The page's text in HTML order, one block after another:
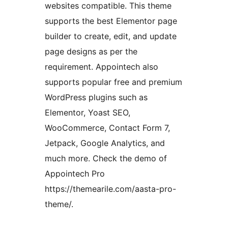
websites compatible. This theme
supports the best Elementor page
builder to create, edit, and update
page designs as per the
requirement. Appointech also
supports popular free and premium
WordPress plugins such as
Elementor, Yoast SEO,
WooCommerce, Contact Form 7,
Jetpack, Google Analytics, and
much more. Check the demo of
Appointech Pro
https://themearile.com/aasta-pro-
theme/.